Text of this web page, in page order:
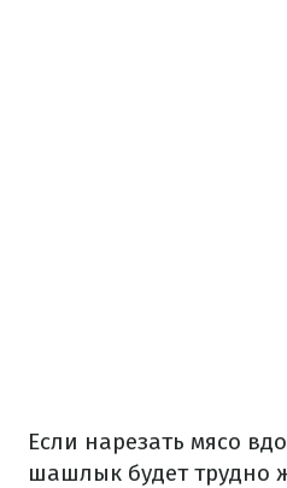
Если нарезать мясо
шашлык будет трудно